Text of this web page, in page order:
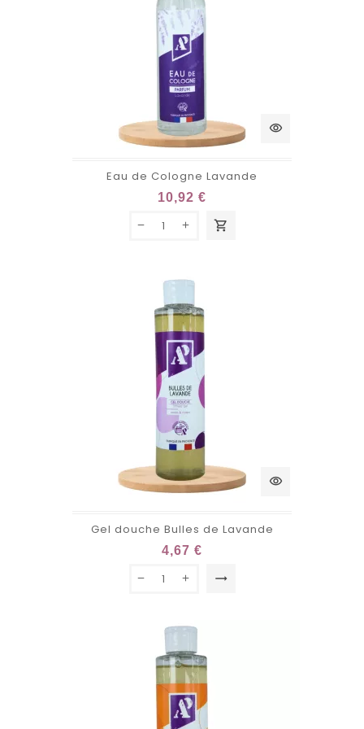
visibility
Eau de Cologne Lavande
10,92 €
shopping_cart
visibility
Gel douche Bulles de Lavande
4,67 €
trending_flat